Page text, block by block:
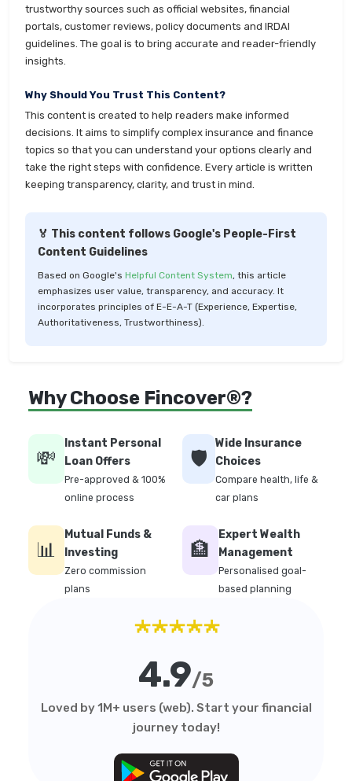
trustworthy sources such as official websites, financial
portals, customer reviews, policy documents and IRDAI
guidelines. The goal is to bring accurate and reader-friendly
insights.
Why Should You Trust This Content?
This content is created to help readers make informed
decisions. It aims to simplify complex insurance and finance
topics so that you can understand your options clearly and
take the right steps with confidence. Every article is written
keeping transparency, clarity, and trust in mind.
🏅 This content follows Google's People-First
Content Guidelines
Based on Google's Helpful Content System, this article
emphasizes user value, transparency, and accuracy. It
incorporates principles of E-E-A-T (Experience, Expertise,
Authoritativeness, Trustworthiness).
Why Choose Fincover®?
💸
Instant Personal
Loan Offers
Pre-approved & 100%
online process
🛡️
Wide Insurance
Choices
Compare health, life &
car plans
📊
Mutual Funds &
Investing
Zero commission
plans
🏦
Expert Wealth
Management
Personalised goal-
based planning
★★★★★
4.9/5
Loved by 1M+ users (web). Start your financial
journey today!